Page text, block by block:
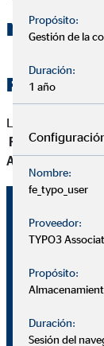
Fórmula
La fórmula básica
Rentabilidad
Aportaciones] x
rentabilidad ha
Este cálculo se
Propósito:
Gestión de la
Duración:
1 año
Nombre:
fe_typo_user
Proveedor:
TYPO3
Propósito:
Duración:
Sesión del